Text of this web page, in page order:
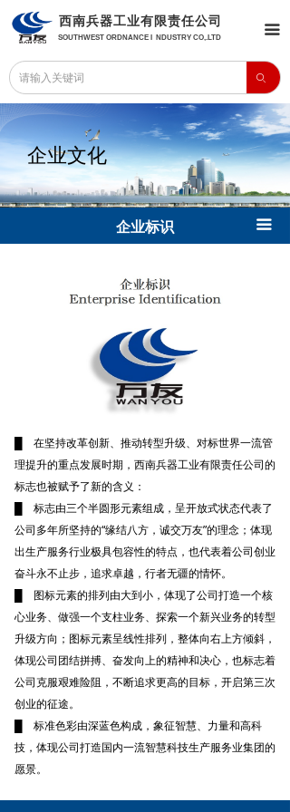
西南兵器工业有限责任公司
SOUTHWEST ORDNANCE I NDUSTRY CO,.LTD
끀
ꄙ
企业文化
企业标识 끀
在坚持改革创新、推动转型升级、对标世界一流管
理提升的重点发展时期，西南兵器工业有限责任公司的
标志也被赋予了新的含义：
标志由三个半圆形元素组成，呈开放式状态代表了
公司多年所坚持的“缘结八方，诚交万友”的理念；体现
出生产服务行业极具包容性的特点，也代表着公司创业
奋斗永不止步，追求卓越，行者无疆的情怀。
图标元素的排列由大到小，体现了公司打造一个核
心业务、做强一个支柱业务、探索一个新兴业务的转型
升级方向；图标元素呈线性排列，整体向右上方倾斜，
体现公司团结拼搏、奋发向上的精神和决心，也标志着
公司克服艰难险阻，不断追求更高的目标，开启第三次
创业的征途。
标准色彩由深蓝色构成，象征智慧、力量和高科
技，体现公司打造国内一流智慧科技生产服务业集团的
愿景。